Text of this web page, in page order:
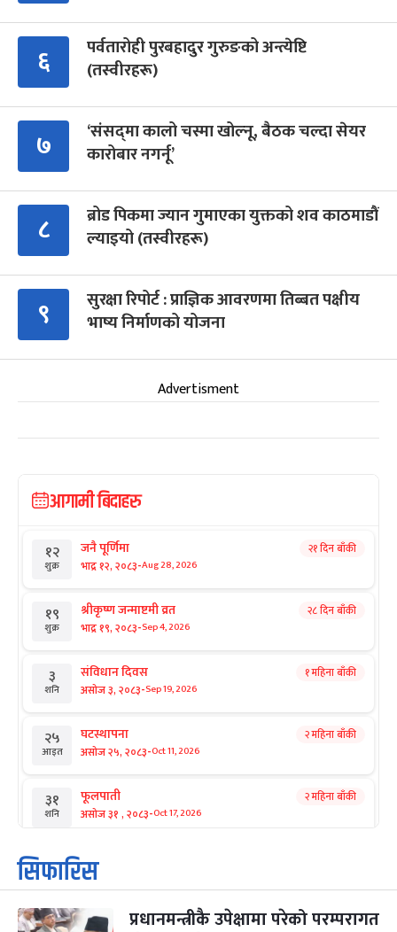
६
पर्वतारोही पुरबहादुर गुरुङको अन्त्येष्टि
(तस्वीरहरू)
७
‘संसद्‍मा कालो चस्मा खोल्नू, बैठक चल्दा सेयर
कारोबार नगर्नू’
८
ब्रोड पिकमा ज्यान गुमाएका युक्तको शव काठमाडौं
ल्याइयो (तस्वीरहरू)
९
सुरक्षा रिपोर्ट : प्राज्ञिक आवरणमा तिब्बत पक्षीय
भाष्य निर्माणको योजना
Advertisment
आगामी बिदाहरु
१२
शुक्र
जनै पूर्णिमा
भाद्र १२, २०८३-Aug 28, 2026
२१ दिन बाँकी
१९
शुक्र
श्रीकृष्ण जन्माष्टमी व्रत
भाद्र १९, २०८३-Sep 4, 2026
२८ दिन बाँकी
३
शनि
संविधान दिवस
असोज ३, २०८३-Sep 19, 2026
१ महिना बाँकी
२५
आइत
घटस्थापना
असोज २५, २०८३-Oct 11, 2026
२ महिना बाँकी
३१
शनि
फूलपाती
असोज ३१ , २०८३-Oct 17, 2026
२ महिना बाँकी
१
आइत
कार्तिक सङ्क्रान्ति
कार्तिक १, २०८३
३ महानवमी २ महिना बाँकी
सिफारिस
प्रधानमन्त्रीकै उपेक्षामा परेको परम्परागत